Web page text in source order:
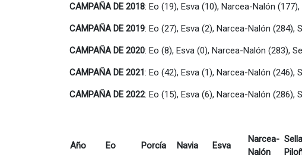
CAMPAÑA DE 2018: Eo (19), Esva (10), Narcea-Nalón
CAMPAÑA DE 2019: Eo (27), Esva (2), Narcea-Nalón (284),
CAMPAÑA DE 2020: Eo (8), Esva (0), Narcea-Nalón (283),
CAMPAÑA DE 2021: Eo (42), Esva (1), Narcea-Nalón (246),
CAMPAÑA DE 2022: Eo (15), Esva (6), Narcea-Nalón (286),
Año Eo Porcía Navia Esva
Narcea-
Nalón